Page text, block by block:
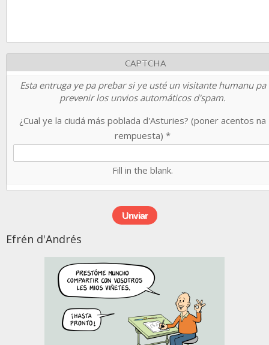
CAPTCHA
Esta entruga ye pa prebar si ye usté un visitante humanu pa
prevenir los unvios automáticos d'spam.
¿Cual ye la ciudá más poblada d'Asturies? (poner acentos na
rempuesta) *
Fill in the blank.
Efrén d'Andrés